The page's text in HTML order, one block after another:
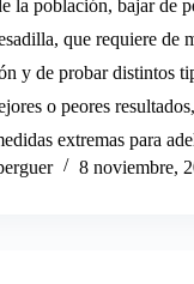
la población, bajar de
que requiere de
y de probar distintos
o peores
extremas para
8 noviembre,